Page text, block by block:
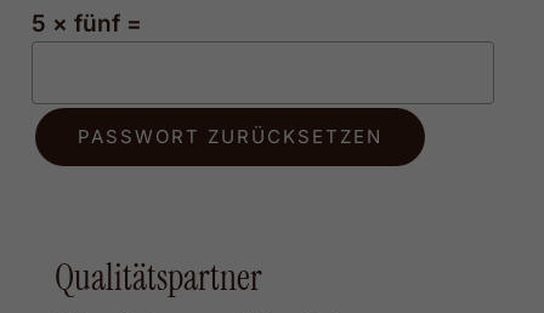
5 × fünf =
PASSWORT ZURÜCKSETZEN
Qualitätspartner